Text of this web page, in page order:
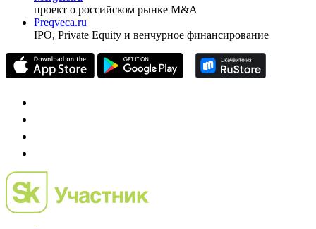
Investfunds
универсальный ресурс по фондовому рынку для
частного инвестора России
проект о российском рынке M&A
Preqveca.ru